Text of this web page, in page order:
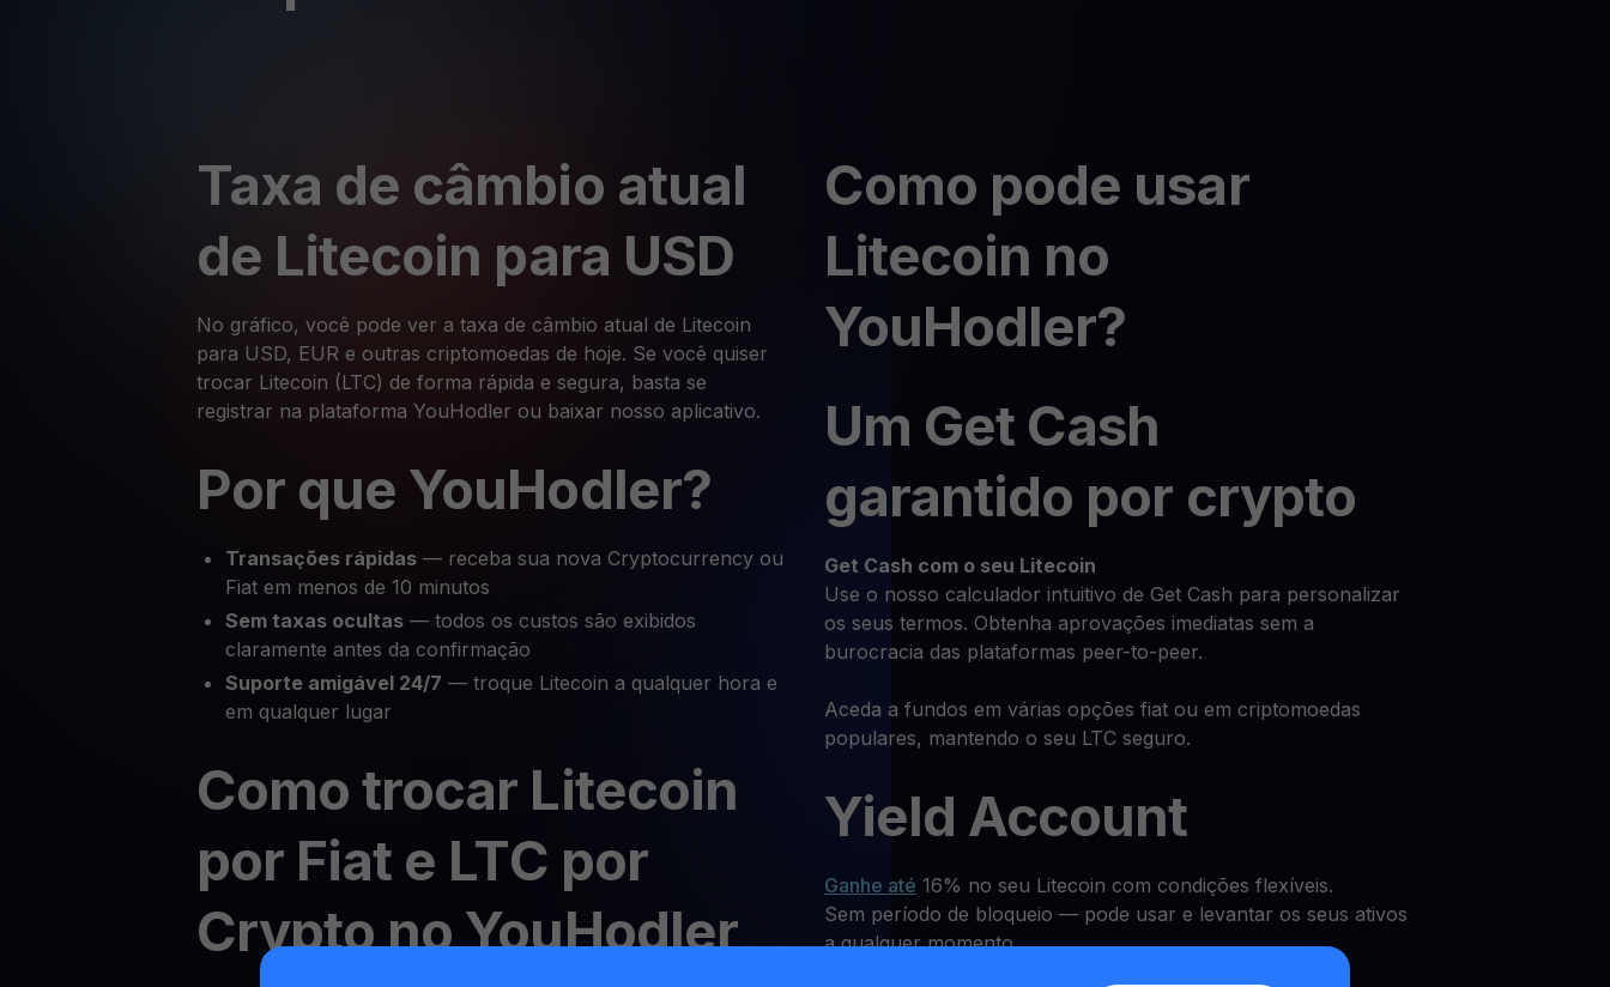
Taxa de câmbio atual
de Litecoin para USD
No gráfico, você pode ver a taxa de câmbio atual de Litecoin
para USD, EUR e outras criptomoedas de hoje. Se você quiser
trocar Litecoin (LTC) de forma rápida e segura, basta se
registrar na plataforma YouHodler ou baixar nosso aplicativo.
Por que YouHodler?
Transações rápidas — receba sua nova Cryptocurrency ou
Fiat em menos de 10 minutos
Sem taxas ocultas — todos os custos são exibidos
claramente antes da confirmação
Suporte amigável 24/7 — troque Litecoin a qualquer hora e
em qualquer lugar
Como trocar Litecoin
por Fiat e LTC por
Crypto no YouHodler
Como pode usar
Litecoin no
YouHodler?
Um Get Cash
garantido por crypto
Get Cash com o seu Litecoin
Use o nosso calculador intuitivo de Get Cash para personalizar
os seus termos. Obtenha aprovações imediatas sem a
burocracia das plataformas peer-to-peer.
Aceda a fundos em várias opções fiat ou em criptomoedas
populares, mantendo o seu LTC seguro.
Yield Account
Ganhe até 16% no seu Litecoin com condições flexíveis.
Sem período de bloqueio — pode usar e levantar os seus ativos
a qualquer momento.